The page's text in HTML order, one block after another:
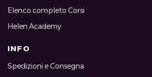
Elenco completo Corsi
Helen Academy
INFO
Spedizioni e Consegna